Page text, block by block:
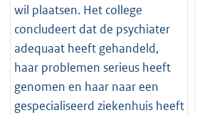
wil plaatsen. Het college
concludeert dat de psychiater
adequaat heeft gehandeld,
haar problemen serieus heeft
genomen en haar naar een
gespecialiseerd ziekenhuis heeft